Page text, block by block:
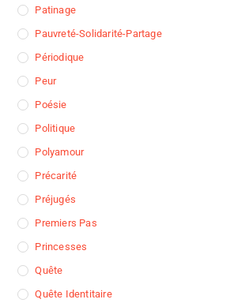
Patinage
Pauvreté-Solidarité-Partage
Périodique
Peur
Poésie
Politique
Polyamour
Précarité
Préjugés
Premiers Pas
Princesses
Quête
Quête Identitaire